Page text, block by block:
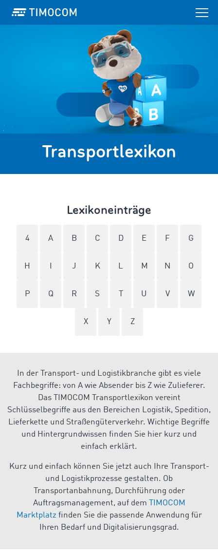
Transportlexikon
Lexikoneinträge
4 A B C D E F G
H J K L M N O
P Q R S U V W
X Y Z
In der Transport- und Logistikbranche gibt es viele
Fachbegriffe: von A wie Absender bis Z wie Zulieferer.
Das TIMOCOM Transportlexikon vereint
Schlüsselbegriffe aus den Bereichen Logistik, Spedition,
Lieferkette und Straßengüterverkehr. Wichtige Begriffe
und Hintergrundwissen finden Sie hier kurz und
einfach erklärt.
Kurz und einfach können Sie jetzt auch Ihre Transport-
und Logistikprozesse gestalten. Ob
Transportanbahnung, Durchführung oder
Auftragsmanagement, auf dem
TIMOCOM
Marktplatz finden Sie die passende Anwendung für
Ihren Bedarf und Digitalisierungsgrad.